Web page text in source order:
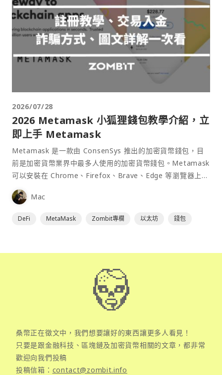
2026/07/28
2026 Metamask 小狐狸錢包教學介紹，立
即上手 Metamask
Metamask 是一款由 ConsenSys 推出的加密貨幣錢包，目
前是加密貨幣業界中最多人使用的加密貨幣錢包。Metamask
可以安裝在 Chrome、Firefox、Brave、Edge 等瀏覽器上作
為插件使用，具備許多功能且使用上非常方便。
Mac
DeFi MetaMask Zombit專欄 以太坊 錢包
桑幣正在徵文中，我們想要讓好的東西讓更多人看見！
只要是跟金融科技、區塊鏈及加密貨幣相關的文章，都非常
歡迎向我們投稿
投稿信箱： contact@zombit.info